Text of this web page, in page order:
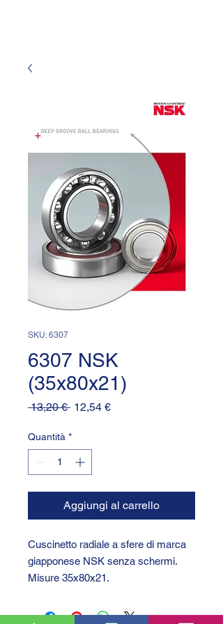
SKU: 6307
6307 NSK
(35x80x21)
13,20 € Prezzo
12,54 €Prezzo
Quantità *
Aggiungi al carrello
Cuscinetto radiale a sfere di marca
giapponese NSK senza schermi.
Misure 35x80x21.